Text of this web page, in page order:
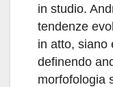
in studio.
tendenze
in atto, siano
definendo
morfofologia